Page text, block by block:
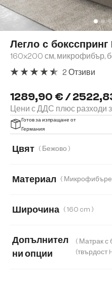
Легло с
160x200 см, микрофибър,
1289,90 € /
Цени с ДДС плюс разходи
2 Отзиви
Готов за изпращане от
Германия
Цвят ( Бежово )
Материал
Широчина ( 160 cm )
140 cm
Допълнител
ни опции
( Матрак с бонел пружинен пакет